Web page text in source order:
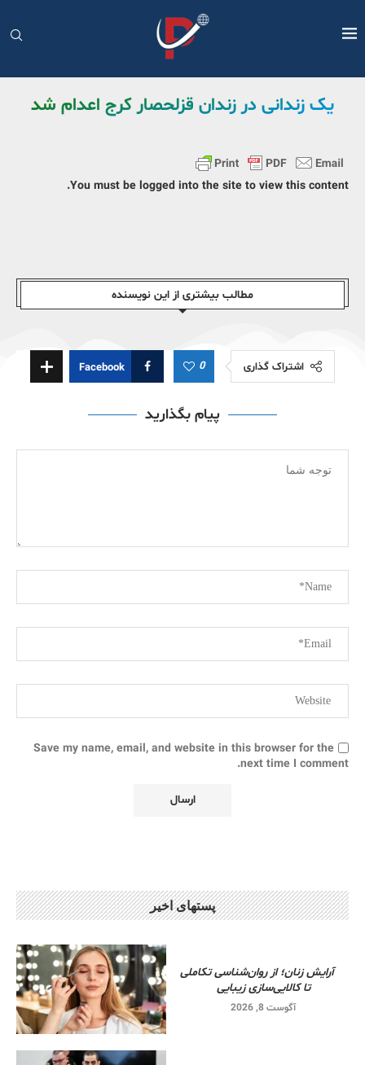
یک زندانی در زندان قزلحصار کرج اعدام شد
You must be logged into the site to view this content.
مطالب بیشتری از این نویسندە
اشتراک گذاری 0
Facebook
پیام بگذارید
Save my name, email, and website in this browser for the
next time I comment.
پستهای اخیر
آرایش زنان؛ از روان‌شناسی تکاملی
تا کالایی‌سازی زیبایی
آگوست 8, 2026